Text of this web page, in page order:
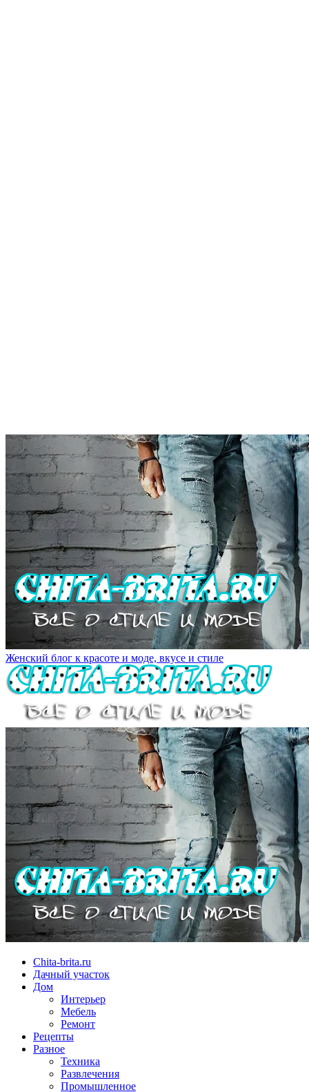
Женский блог к красоте и моде, вкусе и стиле
Chita-brita.ru
Дачный участок
Дом
Интерьер
Мебель
Ремонт
Рецепты
Разное
Техника
Развлечения
Промышленное